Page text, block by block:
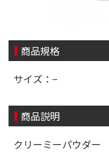
商品規格
サイズ：−
商品説明
クリーミーパウダー